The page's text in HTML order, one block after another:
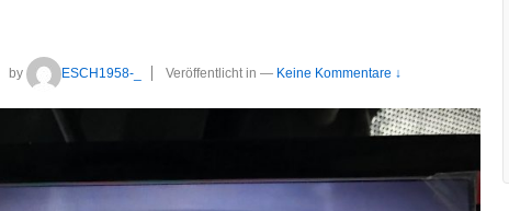
by ESCH1958-_ Veröffentlicht in — Keine Kommentare ↓